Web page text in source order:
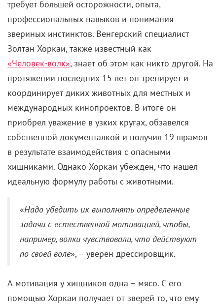
требует большей осторожности, опыта,
профессиональных навыков и понимания
звериных инстинктов. Венгерский специалист
Золтан Хоркаи, также известный как
«Человек-волк», знает об этом как никто другой. На
протяжении последних 15 лет он тренирует и
координирует диких животных для местных и
международных кинопроектов. В итоге он
приобрел уважение в узких кругах, обзавелся
собственной документалкой и получил 19 шрамов
в результате взаимодействия с опасными
хищниками. Однако Хоркаи убежден, что нашел
идеальную формулу работы с животными.
«Надо убедить их выполнять определенные
задачи с естественной мотивацией, чтобы,
например, волки чувствовали, что действуют
по своей воле», – уверен дрессировщик.
А мотивация у хищников одна – мясо. С его
помощью Хоркаи получает от зверей то, что ему